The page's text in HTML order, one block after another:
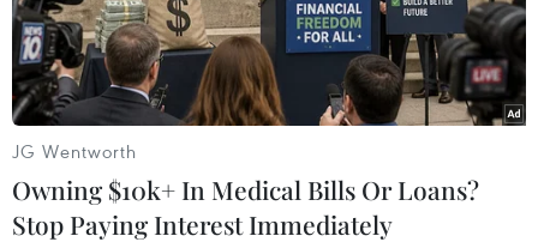
Theo dõi VietnamPlus
JG Wentworth
Owning $10k+ In Medical Bills Or Loans?
Stop Paying Interest Immediately